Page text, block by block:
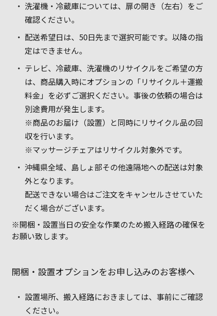
洗濯機・冷蔵庫については、扉の開き（左右）をご
確認ください。
配送希望日は、50日先まで選択可能です。以降の指
定はできません。
テレビ、冷蔵庫、洗濯機のリサイクルをご希望の方
は、商品購入時にオプションの「リサイクル＋運搬
料金」を必ずご選択ください。事後の依頼の場合は
別途費用が発生します。
※商品のお届け（設置）と同時にリサイクル品の回
収を行います。
※マッサージチェアはリサイクル対象外です。
沖縄県全域、島しょ部その他遠隔地への配送は対象
外となります。
配送できない場合はご注文をキャンセルさせていた
だく場合がございます。
※開梱・設置当日の安全な作業のため搬入経路の確保を
お願い致します。
開梱・設置オプションをお申し込みのお客様へ
設置場所、搬入経路におきましては、事前にご確認
ください。